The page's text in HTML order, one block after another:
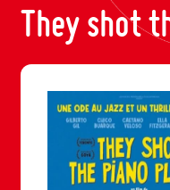
They shot